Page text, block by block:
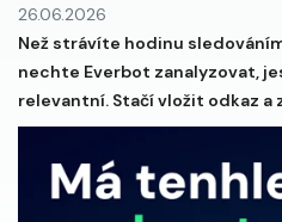
26.06.2026
Než strávíte hodinu
nechte Everbot zanalyzovat,
relevantní. Stačí vložit odkaz a